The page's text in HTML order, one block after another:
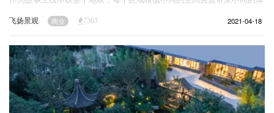
飞扬景观 商业 7363 2021-04-18